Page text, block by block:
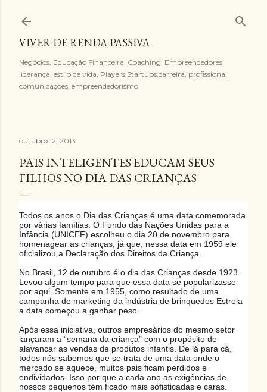
VIVER DE RENDA PASSIVA
Negócios, Educação Financeira, Coaching, Empreendedores,
liderança, estilo de vida, Players,Startups,carreira, profissional,
comunicações, empreendedorismo
outubro 12, 2013
PAIS INTELIGENTES EDUCAM SEUS
FILHOS NO DIA DAS CRIANÇAS
Todos os anos o Dia das Crianças é uma data comemorada
por várias famílias. O Fundo das Nações Unidas para a
Infância (UNICEF) escolheu o dia 20 de novembro para
homenagear as crianças, já que, nessa data em 1959 ele
oficializou a Declaração dos Direitos da Criança.
No Brasil, 12 de outubro é o dia das Crianças desde 1923.
Levou algum tempo para que essa data se popularizasse
por aqui. Somente em 1955, como resultado de uma
campanha de marketing da indústria de brinquedos Estrela
a data começou a ganhar peso.
Após essa iniciativa, outros empresários do mesmo setor
lançaram a “semana da criança” com o propósito de
alavancar as vendas de produtos infantis. De lá para cá,
todos nós sabemos que se trata de uma data onde o
mercado se aquece, muitos pais ficam perdidos e
endividados. Isso por que a cada ano as exigências de
nossos pequenos têm ficado mais sofisticadas e caras.